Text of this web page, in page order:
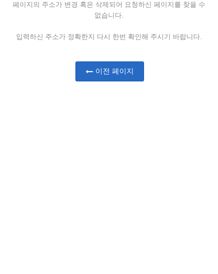
페이지의 주소가 변경 혹은 삭제되어 요청하신 페이지를 찾을 수
없습니다.
입력하신 주소가 정확한지 다시 한번 확인해 주시기 바랍니다.
이전 페이지